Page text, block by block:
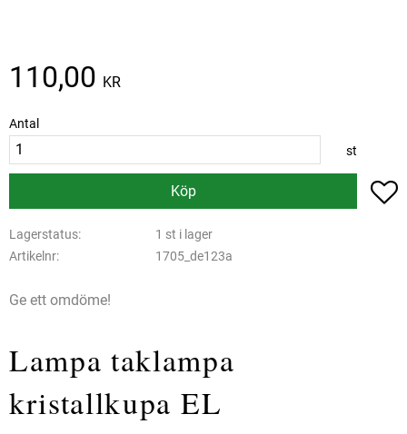
110,00 KR
Antal
st
Köp
Lagerstatus
1 st i lager
Artikelnr
1705_de123a
Ge ett omdöme!
Lampa taklampa
kristallkupa EL